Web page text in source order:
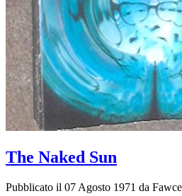
The Naked Sun
Pubblicato il 07 Agosto 1971 da